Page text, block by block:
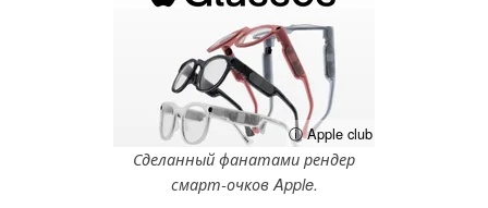
ⓘ Apple club
Сделанный фанатами рендер
смарт-очков Apple.